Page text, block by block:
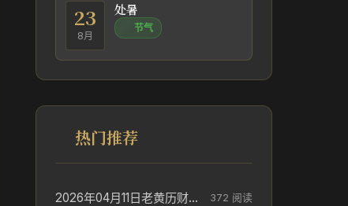
23
8月
处暑
节气
热门推荐
2026年04月11日老黄历财神方位_财神方位与供奉讲究 372 阅读